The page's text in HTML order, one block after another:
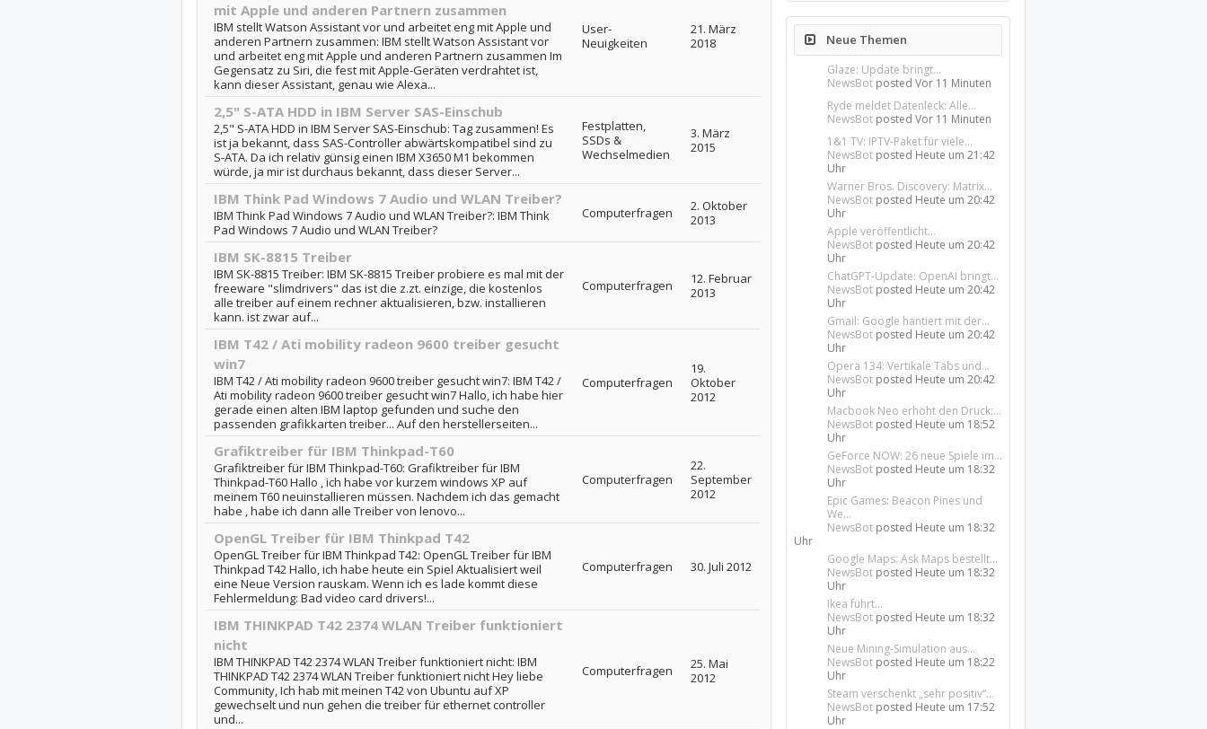
mit Apple und anderen Partnern zusammen
IBM stellt Watson Assistant vor und arbeitet eng mit Apple und
anderen Partnern zusammen: IBM stellt Watson Assistant vor
und arbeitet eng mit Apple und anderen Partnern zusammen Im
Gegensatz zu Siri, die fest mit Apple-Geräten verdrahtet ist,
kann dieser Assistant, genau wie Alexa...
User-
Neuigkeiten
21. März
2018
2,5" S-ATA HDD in IBM Server SAS-Einschub
2,5" S-ATA HDD in IBM Server SAS-Einschub: Tag zusammen! Es
ist ja bekannt, dass SAS-Controller abwärtskompatibel sind zu
S-ATA. Da ich relativ günsig einen IBM X3650 M1 bekommen
würde, ja mir ist durchaus bekannt, dass dieser Server...
Festplatten,
SSDs &
Wechselmedien
3. März
2015
IBM Think Pad Windows 7 Audio und WLAN Treiber?
IBM Think Pad Windows 7 Audio und WLAN Treiber?: IBM Think
Pad Windows 7 Audio und WLAN Treiber?
Computerfragen
2. Oktober
2013
IBM SK-8815 Treiber
IBM SK-8815 Treiber: IBM SK-8815 Treiber probiere es mal mit der
freeware "slimdrivers" das ist die z.zt. einzige, die kostenlos
alle treiber auf einem rechner aktualisieren, bzw. installieren
kann. ist zwar auf...
Computerfragen
12. Februar
2013
IBM T42 / Ati mobility radeon 9600 treiber gesucht
win7
IBM T42 / Ati mobility radeon 9600 treiber gesucht win7: IBM T42 /
Ati mobility radeon 9600 treiber gesucht win7 Hallo, ich habe hier
gerade einen alten IBM laptop gefunden und suche den
passenden grafikkarten treiber... Auf den herstellerseiten...
Computerfragen
19.
Oktober
2012
Grafiktreiber für IBM Thinkpad-T60
Grafiktreiber für IBM Thinkpad-T60: Grafiktreiber für IBM
Thinkpad-T60 Hallo , ich habe vor kurzem windows XP auf
meinem T60 neuinstallieren müssen. Nachdem ich das gemacht
habe , habe ich dann alle Treiber von lenovo...
Computerfragen
22.
September
2012
OpenGL Treiber für IBM Thinkpad T42
OpenGL Treiber für IBM Thinkpad T42: OpenGL Treiber für IBM
Thinkpad T42 Hallo, ich habe heute ein Spiel Aktualisiert weil
eine Neue Version rauskam. Wenn ich es lade kommt diese
Fehlermeldung: Bad video card drivers!...
Computerfragen 30. Juli 2012
IBM THINKPAD T42 2374 WLAN Treiber funktioniert
nicht
IBM THINKPAD T42 2374 WLAN Treiber funktioniert nicht: IBM
THINKPAD T42 2374 WLAN Treiber funktioniert nicht Hey liebe
Community, Ich hab mit meinen T42 von Ubuntu auf XP
gewechselt und nun gehen die treiber für ethernet controller
und...
Computerfragen
25. Mai
2012
Neue Themen
Glaze: Update bringt...
NewsBot postedVor 11 Minuten
Ryde meldet Datenleck: Alle...
NewsBot postedVor 11 Minuten
1&1 TV: IPTV-Paket für viele...
NewsBot posted Heute um 21:42
Uhr
Warner Bros. Discovery: Matrix...
NewsBot posted Heute um 20:42
Uhr
Apple veröffentlicht...
NewsBot posted Heute um 20:42
Uhr
ChatGPT-Update: OpenAI bringt...
NewsBot posted Heute um 20:42
Uhr
Gmail: Google hantiert mit der...
NewsBot posted Heute um 20:42
Uhr
Opera 134: Vertikale Tabs und...
NewsBot posted Heute um 20:42
Uhr
Macbook Neo erhöht den Druck:...
NewsBot posted Heute um 18:52
Uhr
GeForce NOW: 26 neue Spiele im...
NewsBot posted Heute um 18:32
Uhr
Epic Games: Beacon Pines und
We...
NewsBot posted Heute um 18:32
Uhr
Google Maps: Ask Maps bestellt...
NewsBot posted Heute um 18:32
Uhr
Ikea führt...
NewsBot posted Heute um 18:32
Uhr
Neue Mining-Simulation aus...
NewsBot posted Heute um 18:22
Uhr
Steam verschenkt „sehr positiv“...
NewsBot posted Heute um 17:52
Uhr